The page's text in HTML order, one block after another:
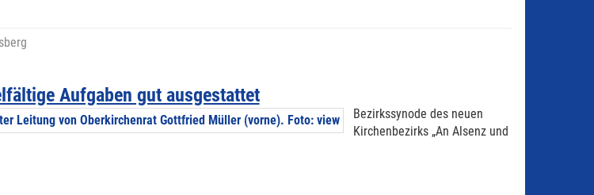
Aufgaben gut ausgestattet
Bezirkssynode des neuen
Kirchenbezirks „An Alsenz und